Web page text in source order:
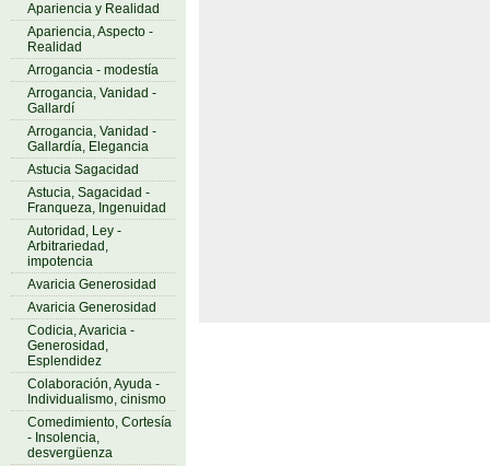
Apariencia y Realidad
Apariencia, Aspecto -
Realidad
Arrogancia - modestía
Arrogancia, Vanidad -
Gallardí
Arrogancia, Vanidad -
Gallardía, Elegancia
Astucia Sagacidad
Astucia, Sagacidad -
Franqueza, Ingenuidad
Autoridad, Ley -
Arbitrariedad,
impotencia
Avaricia Generosidad
Avaricia Generosidad
Codicia, Avaricia -
Generosidad,
Esplendidez
Colaboración, Ayuda -
Individualismo, cinismo
Comedimiento, Cortesía
- Insolencia,
desvergüenza